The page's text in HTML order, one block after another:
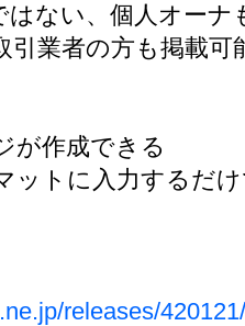
はない、個人オーナ
引業者の方も掲載可
が作成できる
ットに入力するだ
releases/